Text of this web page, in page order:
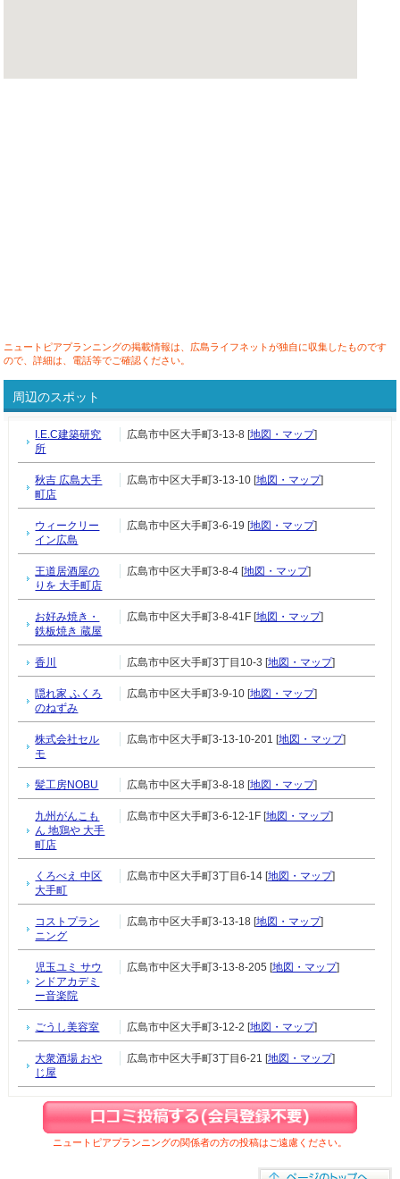
ニュートピアプランニングの掲載情報は、広島ライフネットが独自に収集したものです
ので、詳細は、電話等でご確認ください。
周辺のスポット
I.E.C建築研究
所
広島市中区大手町3-13-8 [地図・マップ]
秋吉 広島大手
町店
広島市中区大手町3-13-10 [地図・マップ]
ウィークリー
イン広島
広島市中区大手町3-6-19 [地図・マップ]
王道居酒屋の
りを 大手町店
広島市中区大手町3-8-4 [地図・マップ]
お好み焼き・
鉄板焼き 蔵屋
広島市中区大手町3-8-41F [地図・マップ]
香川 広島市中区大手町3丁目10-3 [地図・マップ]
隠れ家 ふくろ
のねずみ
広島市中区大手町3-9-10 [地図・マップ]
株式会社セル
モ
広島市中区大手町3-13-10-201 [地図・マップ]
髪工房NOBU 広島市中区大手町3-8-18 [地図・マップ]
九州がんこも
ん 地鶏や 大手
町店
広島市中区大手町3-6-12-1F [地図・マップ]
くろべえ 中区
大手町
広島市中区大手町3丁目6-14 [地図・マップ]
コストプラン
ニング
広島市中区大手町3-13-18 [地図・マップ]
児玉ユミ サウ
ンドアカデミ
ー音楽院
広島市中区大手町3-13-8-205 [地図・マップ]
ごうし美容室 広島市中区大手町3-12-2 [地図・マップ]
大衆酒場 おや
じ屋
広島市中区大手町3丁目6-21 [地図・マップ]
ニュートピアプランニングの関係者の方の投稿はご遠慮ください。